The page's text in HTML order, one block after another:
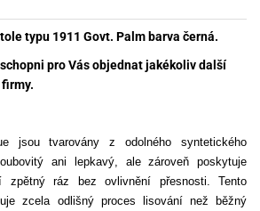
typu 1911 Govt. Palm barva černá.
pro Vás objednat jakékoliv další
jsou tvarovány z odolného syntetického
ani lepkavý, ale zároveň poskytuje
zpětný ráz bez ovlivnění přesnosti. Tento
zcela odlišný proces lisování než běžný